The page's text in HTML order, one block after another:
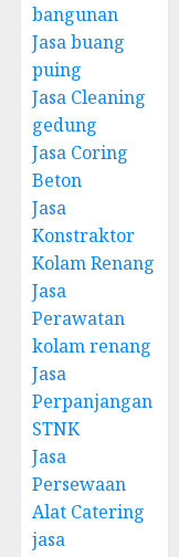
bangunan
Jasa buang
puing
Jasa Cleaning
gedung
Jasa Coring
Beton
Jasa
Konstraktor
Kolam Renang
Jasa
Perawatan
kolam renang
Jasa
Perpanjangan
STNK
Jasa
Persewaan
Alat Catering
jasa